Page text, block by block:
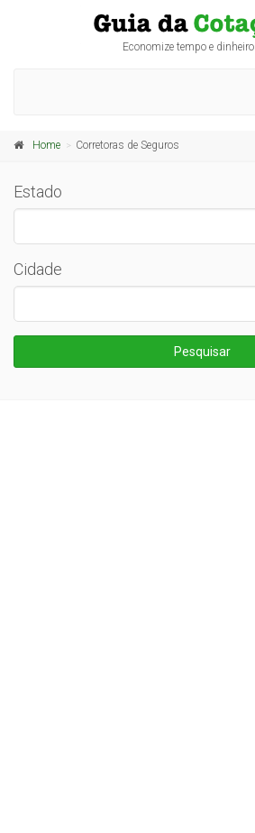
Economize tempo e dinheiro
Home Corretoras de Seguros
Estado
Cidade
Pesquisar